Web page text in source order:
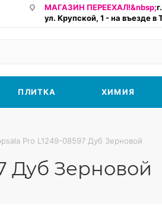
МАГАЗИН ПЕРЕЕХАЛ!&nbsp;
ул. Крупской, 1 - на въезде в
ПЛИТКА ХИМИЯ
Pro L1249-08597 Дуб Зерновой
Дуб Зерновой